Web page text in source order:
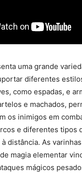
uma grande
diferentes
como espadas, e
e machados,
os inimigos em
e diferentes tipos
distância. As
magia elementar
mágicos